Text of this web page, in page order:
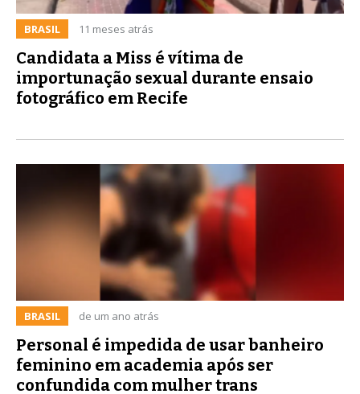
BRASIL 11 meses atrás
Candidata a Miss é vítima de
importunação sexual durante ensaio
fotográfico em Recife
BRASIL de um ano atrás
Personal é impedida de usar banheiro
feminino em academia após ser
confundida com mulher trans